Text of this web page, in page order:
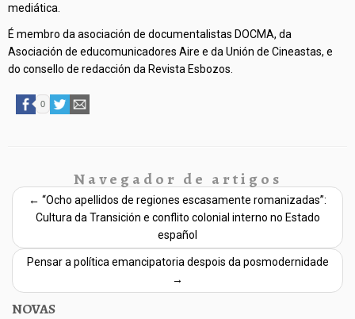
mediática.
É membro da asociación de documentalistas DOCMA, da
Asociación de educomunicadores Aire e da Unión de Cineastas, e
do consello de redacción da Revista Esbozos.
0
Navegador de artigos
← “Ocho apellidos de regiones escasamente romanizadas”:
Cultura da Transición e conflito colonial interno no Estado
español
Pensar a política emancipatoria despois da posmodernidade
→
NOVAS